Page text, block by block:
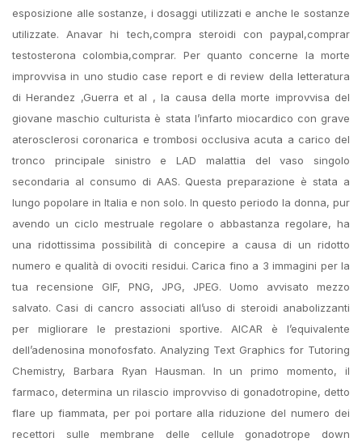
esposizione alle sostanze, i dosaggi utilizzati e anche le sostanze
utilizzate. Anavar hi tech,compra steroidi con paypal,comprar
testosterona colombia,comprar. Per quanto concerne la morte
improvvisa in uno studio case report e di review della letteratura
di Herandez ,Guerra et al , la causa della morte improvvisa del
giovane maschio culturista è stata l’infarto miocardico con grave
aterosclerosi coronarica e trombosi occlusiva acuta a carico del
tronco principale sinistro e LAD malattia del vaso singolo
secondaria al consumo di AAS. Questa preparazione è stata a
lungo popolare in Italia e non solo. In questo periodo la donna, pur
avendo un ciclo mestruale regolare o abbastanza regolare, ha
una ridottissima possibilità di concepire a causa di un ridotto
numero e qualità di ovociti residui. Carica fino a 3 immagini per la
tua recensione GIF, PNG, JPG, JPEG. Uomo avvisato mezzo
salvato. Casi di cancro associati all’uso di steroidi anabolizzanti
per migliorare le prestazioni sportive. AICAR è l’equivalente
dell’adenosina monofosfato. Analyzing Text Graphics for Tutoring
Chemistry, Barbara Ryan Hausman. In un primo momento, il
farmaco, determina un rilascio improvviso di gonadotropine, detto
flare up fiammata, per poi portare alla riduzione del numero dei
recettori sulle membrane delle cellule gonadotrope down